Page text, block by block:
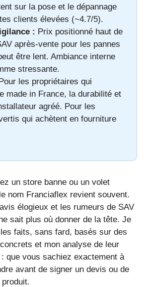
sur la pose et le dépannage
clients élevées (~4.7/5).
: Prix positionné haut de
après-vente pour les pannes
être lent. Ambiance interne
stressante.
Pour les propriétaires qui
made in France, la durabilité et
agréé. Pour les
qui achètent en fourniture
un store banne ou un volet
nom Franciaflex revient souvent.
élogieux et les rumeurs de SAV
sait plus où donner de la tête. Je
faits, sans fard, basés sur des
et mon analyse de leur
: que vous sachiez exactement à
avant de signer un devis ou de